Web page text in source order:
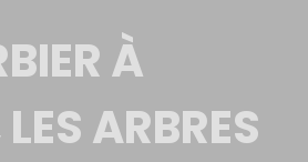
À
ARBRES